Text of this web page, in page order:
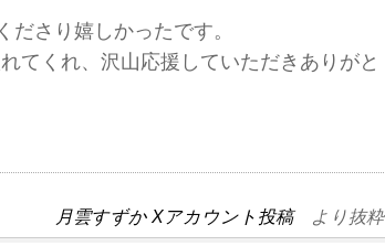
さり嬉しかったです。
てくれ、沢山応援していただきありがと
月雲すずか Xアカウント投稿より抜粋